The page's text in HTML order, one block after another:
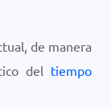
de manera
del tiempo